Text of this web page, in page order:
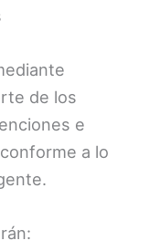
de los
e
a lo